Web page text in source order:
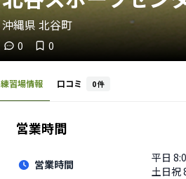
沖縄県 北谷町
0 0
練習場情報 口コミ 0件
営業時間
営業時間 平日
土日祝